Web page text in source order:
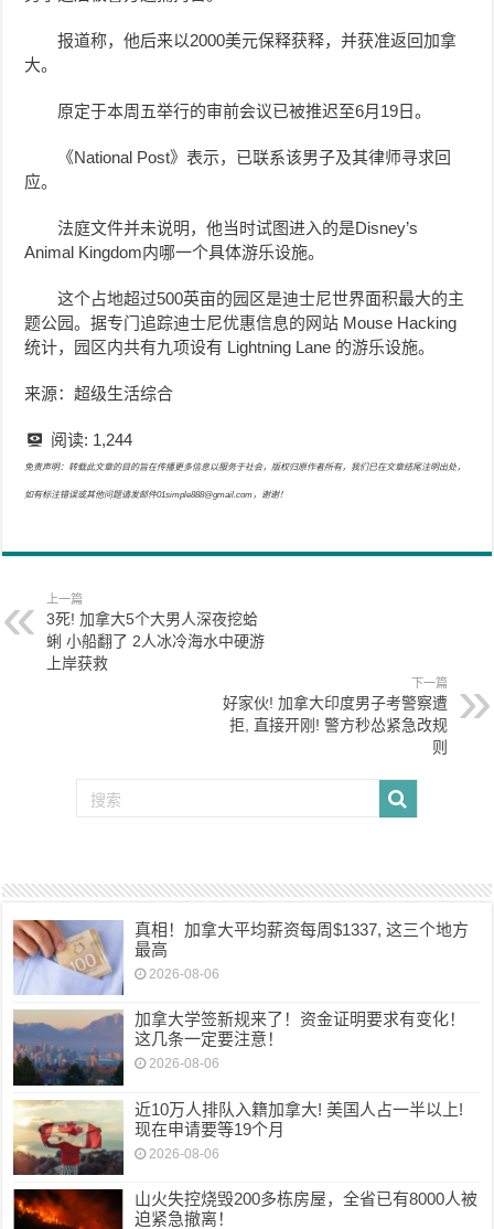
报道称，他后来以2000美元保释获释，并获准返回加拿
大。
原定于本周五举行的审前会议已被推迟至6月19日。
《National Post》表示，已联系该男子及其律师寻求回
应。
法庭文件并未说明，他当时试图进入的是Disney’s
Animal Kingdom内哪一个具体游乐设施。
这个占地超过500英亩的园区是迪士尼世界面积最大的主
题公园。据专门追踪迪士尼优惠信息的网站 Mouse Hacking
统计，园区内共有九项设有 Lightning Lane 的游乐设施。
来源：超级生活综合
阅读: 1,244
免责声明：转载此文章的目的旨在传播更多信息以服务于社会，版权归原作者所有，我们已在文章结尾注明出处，
如有标注错误或其他问题请发邮件01simple888@gmail.com，谢谢！
上一篇
3死! 加拿大5个大男人深夜挖蛤
蜊 小船翻了 2人冰冷海水中硬游
上岸获救
下一篇
好家伙! 加拿大印度男子考警察遭
拒, 直接开刚! 警方秒怂紧急改规
则
真相！加拿大平均薪资每周$1337, 这三个地方
最高
2026-08-06
加拿大学签新规来了！资金证明要求有变化！
这几条一定要注意！
2026-08-06
近10万人排队入籍加拿大! 美国人占一半以上!
现在申请要等19个月
2026-08-06
山火失控烧毁200多栋房屋，全省已有8000人被
迫紧急撤离！